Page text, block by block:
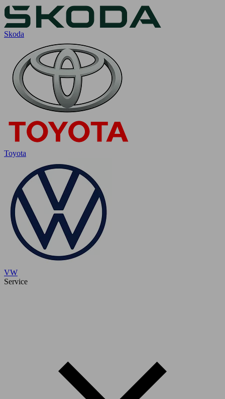
Skoda
Toyota
VW
Service